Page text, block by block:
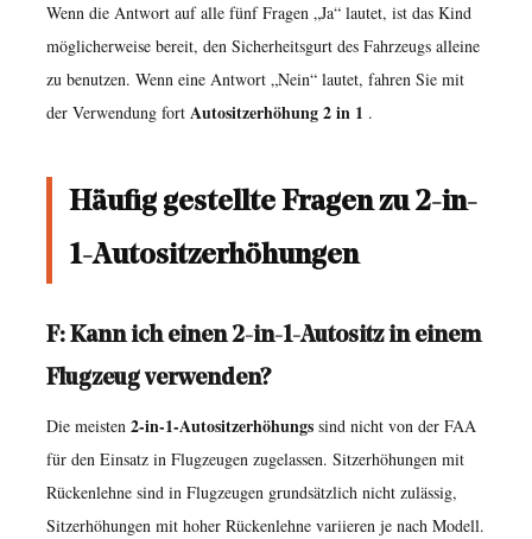
Wenn die Antwort auf alle fünf Fragen „Ja“ lautet, ist das Kind
möglicherweise bereit, den Sicherheitsgurt des Fahrzeugs alleine
zu benutzen. Wenn eine Antwort „Nein“ lautet, fahren Sie mit
der Verwendung fort Autositzerhöhung 2 in 1 .
Häufig gestellte Fragen zu 2-in-
1-Autositzerhöhungen
F: Kann ich einen 2-in-1-Autositz in einem
Flugzeug verwenden?
Die meisten 2-in-1-Autositzerhöhungs sind nicht von der FAA
für den Einsatz in Flugzeugen zugelassen. Sitzerhöhungen mit
Rückenlehne sind in Flugzeugen grundsätzlich nicht zulässig,
Sitzerhöhungen mit hoher Rückenlehne variieren je nach Modell.